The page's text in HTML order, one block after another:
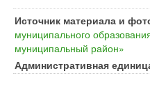
Источник материала и
муниципального
муниципальный район»
Административная